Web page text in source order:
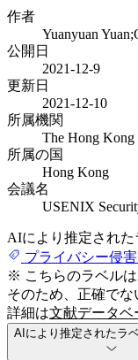
作者
Yuanyuan
公開日
2021-12-9
更新日
2021-12-10
所属機関
The Hong Kong
所属の国
Hong Kong
会議名
USENIX
AIにより推定された
プライバシー侵害
※ こちらのラベルは
そのため、正確でな
詳細は文献データベ
AIにより推定されたラ